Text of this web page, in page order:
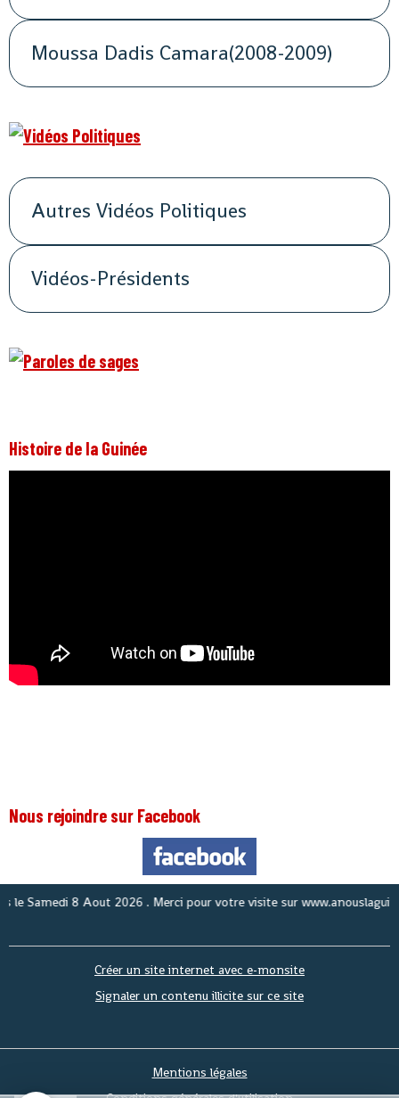
Moussa Dadis Camara(2008-2009)
Autres Vidéos Politiques
Vidéos-Présidents
Histoire de la Guinée
Nous rejoindre sur Facebook
Créer un site internet avec e-monsite
Signaler un contenu illicite sur ce site
Mentions légales